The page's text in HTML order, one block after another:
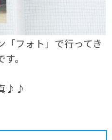
「フォト」で行ってき
。
♪♪